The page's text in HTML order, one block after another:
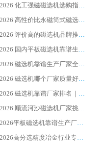
2026 化工强磁磁选机选购指南 5 家行业口碑靠谱厂家领域强者推荐
2026 高性价比永磁筒式磁选机品牌盘点 行业强者口碑实测选购完整指南
2026 评价高的磁选机品牌推荐选购指南，永磁筒式磁选机设备领域强者全景行业口碑解析
2026 国内平板磁选机靠谱生产厂家推荐排名|行业口碑选购指南，领域强者按需选设备
2026 磁选机靠谱生产厂家全梳理 分场景选型行业头部品牌选购参考攻略
2026 磁选机哪个厂家质量好？十大靠谱磁电企业排名选购指南
2026 磁选机靠谱厂家排名｜华体会手机网页版-华体会(中国) 高性价比磁选机磁电品牌
2026 顺流河沙磁选机厂家挑选攻略 | 业内口碑龙头企业高性价比品牌推荐
2026平板磁选机靠谱生产厂家选购指南 行业口碑良好品牌推荐 磁电领域实力强者
2026高分选精度冶金行业专用磁选机生产厂家,干湿式磁选机源头供应商推荐